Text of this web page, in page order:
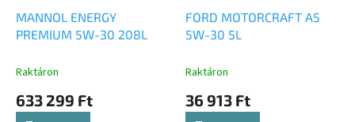
MANNOL ENERGY
PREMIUM 5W-30 208L
Raktáron
633 299 Ft
FORD MOTORCRAFT A5
5W-30 5L
Raktáron
36 913 Ft